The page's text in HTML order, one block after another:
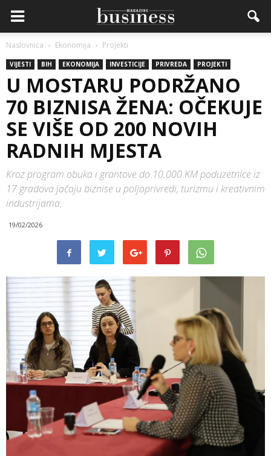
Naslovnica Ekonomija Projekti
VIJESTI BIH EKONOMIJA INVESTICIJE PRIVREDA PROJEKTI
U MOSTARU PODRŽANO
70 BIZNISA ŽENA: OČEKUJE
SE VIŠE OD 200 NOVIH
RADNIH MJESTA
Kroz program obuka i grantove do 10.000 KM poduzetnice iz
17 gradova jačaju biznise u poljoprivredi, turizmu i kreativnim
industrijama.
19/02/2026